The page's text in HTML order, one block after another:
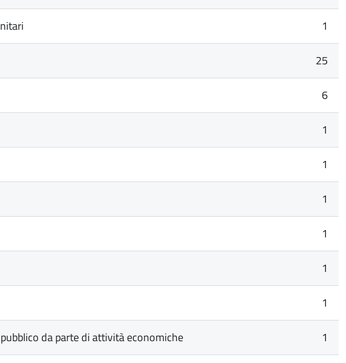
1
25
6
1
1
1
1
1
1
da parte di attività economiche 1